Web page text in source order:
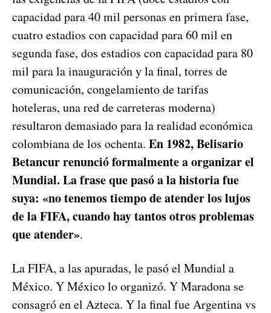
capacidad para 40 mil personas en primera fase,
cuatro estadios con capacidad para 60 mil en
segunda fase, dos estadios con capacidad para 80
mil para la inauguración y la final, torres de
comunicación, congelamiento de tarifas
hoteleras, una red de carreteras moderna)
resultaron demasiado para la realidad económica
colombiana de los ochenta. En 1982, Belisario
Betancur renunció formalmente a organizar el
Mundial. La frase que pasó a la historia fue
suya: «no tenemos tiempo de atender los lujos
de la FIFA, cuando hay tantos otros problemas
que atender».
La FIFA, a las apuradas, le pasó el Mundial a
México. Y México lo organizó. Y Maradona se
consagró en el Azteca. Y la final fue Argentina vs